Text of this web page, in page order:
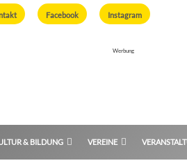
Facebook Instagram
Werbung
& BILDUNG VEREINE